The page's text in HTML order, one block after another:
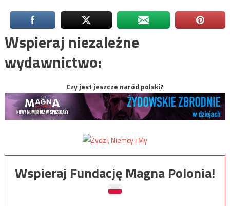
Wspieraj niezależne
wydawnictwo:
Czy jest jeszcze naród polski?
Wspieraj Fundację Magna Polonia!